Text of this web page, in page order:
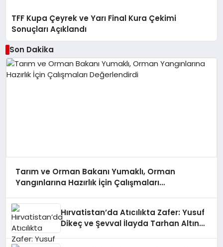
TFF Kupa Çeyrek ve Yarı Final Kura Çekimi
Sonuçları Açıklandı
Son Dakika
Tarım ve Orman Bakanı Yumaklı, Orman
Yangınlarına Hazırlık İçin Çalışmaları
Hırvatistan’da Atıcılıkta Zafer: Yusuf
Dikeç ve Şevval İlayda Tarhan Altın